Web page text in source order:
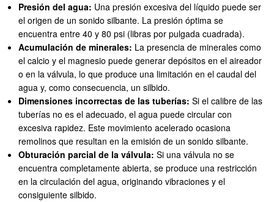
Presión del agua: Una presión excesiva del líquido puede ser
el origen de un sonido silbante. La presión óptima se
encuentra entre 40 y 80 psi (libras por pulgada cuadrada).
Acumulación de minerales: La presencia de minerales como
el calcio y el magnesio puede generar depósitos en el aireador
o en la válvula, lo que produce una limitación en el caudal del
agua y, como consecuencia, un silbido.
Dimensiones incorrectas de las tuberías: Si el calibre de las
tuberías no es el adecuado, el agua puede circular con
excesiva rapidez. Este movimiento acelerado ocasiona
remolinos que resultan en la emisión de un sonido silbante.
Obturación parcial de la válvula: Si una válvula no se
encuentra completamente abierta, se produce una restricción
en la circulación del agua, originando vibraciones y el
consiguiente silbido.